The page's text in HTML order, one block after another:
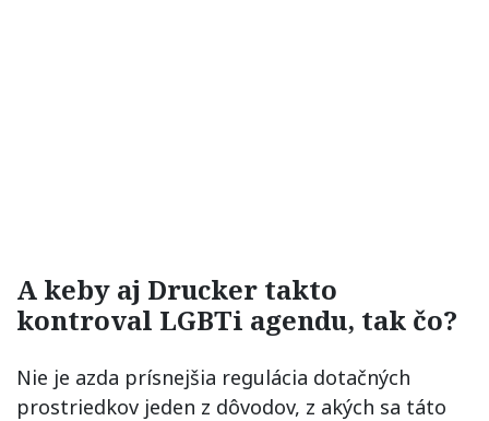
A keby aj Drucker takto
kontroval LGBTi agendu, tak čo?
Nie je azda prísnejšia regulácia dotačných
prostriedkov jeden z dôvodov, z akých sa táto